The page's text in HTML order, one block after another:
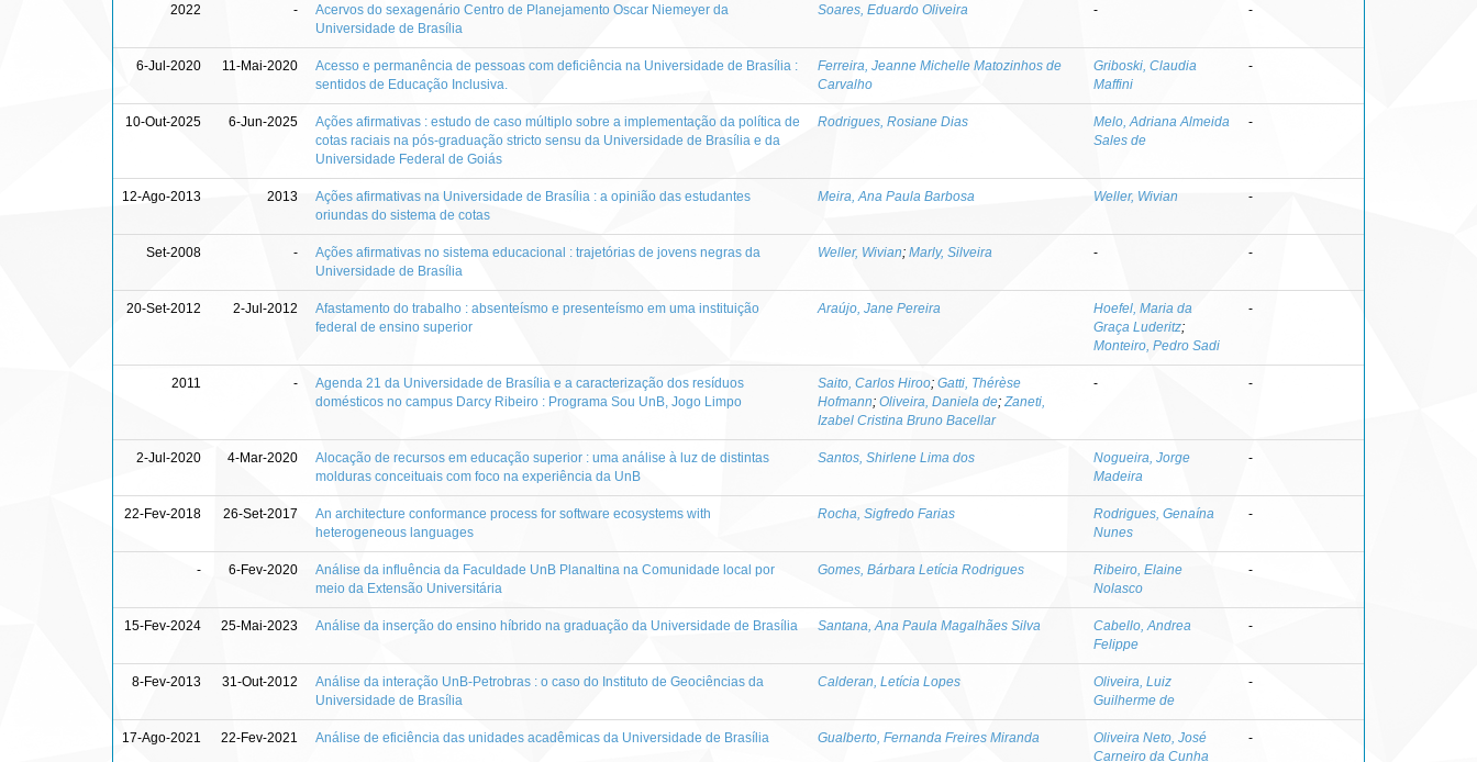
2022 -
Acervos do sexagenário Centro de Planejamento Oscar Niemeyer da
Universidade de Brasília
Soares, Eduardo Oliveira - -
6-Jul-2020 11-Mai-2020
Acesso e permanência de pessoas com deficiência na Universidade de Brasília :
sentidos de Educação Inclusiva.
Ferreira, Jeanne Michelle Matozinhos de
Carvalho
Griboski, Claudia
Maffini
-
10-Out-2025 6-Jun-2025
Ações afirmativas : estudo de caso múltiplo sobre a implementação da política de
cotas raciais na pós-graduação stricto sensu da Universidade de Brasília e da
Universidade Federal de Goiás
Rodrigues, Rosiane Dias
Melo, Adriana Almeida
Sales de
-
12-Ago-2013 2013
Ações afirmativas na Universidade de Brasília : a opinião das estudantes
oriundas do sistema de cotas
Meira, Ana Paula Barbosa Weller, Wivian -
Set-2008 -
Ações afirmativas no sistema educacional : trajetórias de jovens negras da
Universidade de Brasília
Weller, Wivian; Marly, Silveira - -
20-Set-2012 2-Jul-2012
Afastamento do trabalho : absenteísmo e presenteísmo em uma instituição
federal de ensino superior
Araújo, Jane Pereira
Hoefel, Maria da
Graça Luderitz;
Monteiro, Pedro Sadi
-
2011 -
Agenda 21 da Universidade de Brasília e a caracterização dos resíduos
domésticos no campus Darcy Ribeiro : Programa Sou UnB, Jogo Limpo
Saito, Carlos Hiroo; Gatti, Thérèse
Hofmann; Oliveira, Daniela de; Zaneti,
Izabel Cristina Bruno Bacellar
- -
2-Jul-2020 4-Mar-2020
Alocação de recursos em educação superior : uma análise à luz de distintas
molduras conceituais com foco na experiência da UnB
Santos, Shirlene Lima dos
Nogueira, Jorge
Madeira
-
22-Fev-2018 26-Set-2017
An architecture conformance process for software ecosystems with
heterogeneous languages
Rocha, Sigfredo Farias
Rodrigues, Genaína
Nunes
-
- 6-Fev-2020
Análise da influência da Faculdade UnB Planaltina na Comunidade local por
meio da Extensão Universitária
Gomes, Bárbara Letícia Rodrigues
Ribeiro, Elaine
Nolasco
-
15-Fev-2024 25-Mai-2023 Análise da inserção do ensino híbrido na graduação da Universidade de Brasília Santana, Ana Paula Magalhães Silva
Cabello, Andrea
Felippe
-
8-Fev-2013 31-Out-2012
Análise da interação UnB-Petrobras : o caso do Instituto de Geociências da
Universidade de Brasília
Calderan, Letícia Lopes
Oliveira, Luiz
Guilherme de
-
17-Ago-2021 22-Fev-2021 Análise de eficiência das unidades acadêmicas da Universidade de Brasília Gualberto, Fernanda Freires Miranda
Oliveira Neto, José
Carneiro da Cunha
-